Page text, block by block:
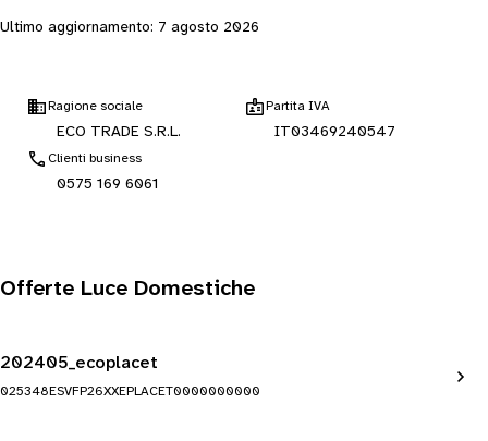
Ultimo aggiornamento: 7 agosto 2026
Ragione sociale
ECO TRADE S.R.L.
Partita IVA
IT03469240547
Clienti business
0575 169 6061
Offerte Luce Domestiche
202405_ecoplacet
025348ESVFP26XXEPLACET0000000000